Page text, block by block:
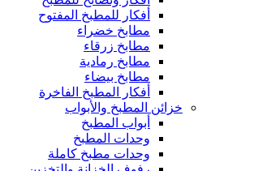
أفكار للمطبخ المفتوح
مطابخ خضراء
مطابخ زرقاء
مطابخ رمادية
مطابخ بيضاء
أفكار المطبخ الفاخرة
خزائن المطبخ والأبواب
أبواب المطبخ
وحدات المطبخ
وحدات مطبخ كاملة